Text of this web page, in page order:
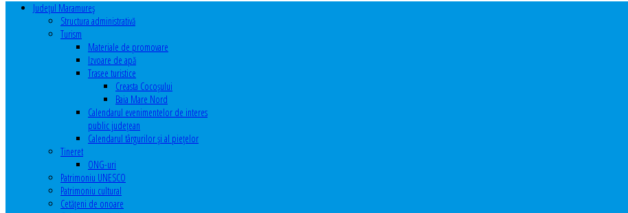
Judeţul Maramureş
Structura administrativă
Turism
Materiale de promovare
Izvoare de apă
Trasee turistice
Creasta Cocoșului
Baia Mare Nord
Calendarul evenimentelor de interes
public judeţean
Calendarul târgurilor şi al pieţelor
Tineret
ONG-uri
Patrimoniu UNESCO
Patrimoniu cultural
Cetăţeni de onoare